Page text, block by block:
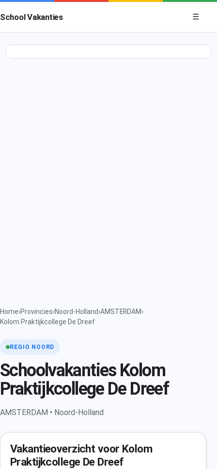
School Vakanties
Menu
☰
Home›Provincies›Noord-Holland›AMSTERDAM›
Kolom Praktijkcollege De Dreef
REGIO NOORD
Schoolvakanties Kolom
Praktijkcollege De Dreef
AMSTERDAM • Noord-Holland
Vakantieoverzicht voor Kolom
Praktijkcollege De Dreef